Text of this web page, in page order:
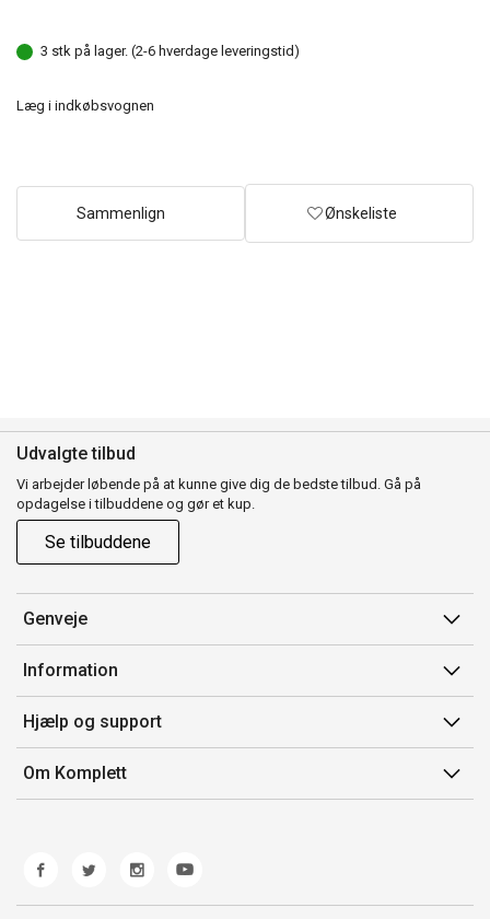
3 stk på lager. (2-6 hverdage leveringstid)
Læg i indkøbsvognen
Sammenlign Ønskeliste
Udvalgte tilbud
Vi arbejder løbende på at kunne give dig de bedste tilbud. Gå på
opdagelse i tilbuddene og gør et kup.
Se tilbuddene
Genveje
Min side
Ordrehistorik
Gavekort
Information
Salgsbetingelser
Mærker/producent
Fortrydelsesret
Hjælp og support
Kontakt os
Kundeservice
Fejl/Mangler
Fragt og levering
Om Komplett